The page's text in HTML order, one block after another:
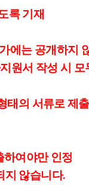
록 기재
에는 공개하지
원서 작성 시 모
의 서류로 제
하여야만 인정
지 않습니다.